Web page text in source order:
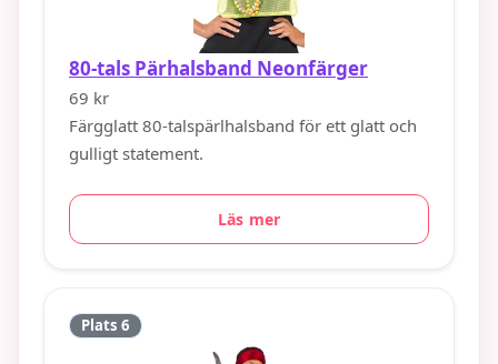
80-tals Pärhalsband Neonfärger
69 kr
Färgglatt 80-talspärlhalsband för ett glatt och
gulligt statement.
Läs mer
Plats 6